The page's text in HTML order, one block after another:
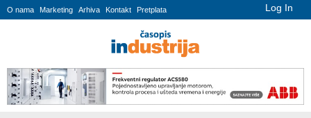
Log In
O nama Marketing Arhiva Kontakt Pretplata